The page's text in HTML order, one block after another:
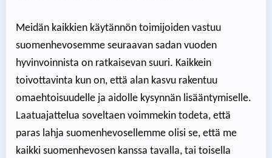
Meidän kaikkien käytännön toimijoiden vastuu
suomenhevosemme seuraavan sadan vuoden
hyvinvoinnista on ratkaisevan suuri. Kaikkein
toivottavinta kun on, että alan kasvu rakentuu
omaehtoisuudelle ja aidolle kysynnän lisääntymiselle.
Laatuajattelua soveltaen voimmekin todeta, että
paras lahja suomenhevosellemme olisi se, että me
kaikki suomenhevosen kanssa tavalla, tai toisella